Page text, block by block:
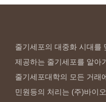
줄기세포의 대중화 시대를
제공하는 줄기세포를 알아
줄기세포대학의 모든 거래
민원등의 처리는 (주)바이